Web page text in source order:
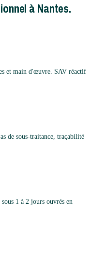
à Nantes.
et main d'œuvre. SAV réactif
de sous-traitance, traçabilité
1 à 2 jours ouvrés en